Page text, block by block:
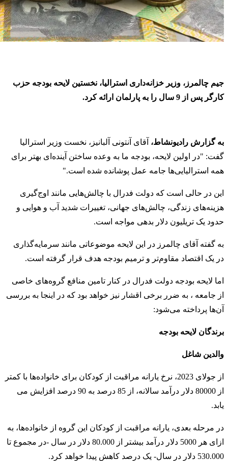
جیم چالمرز، وزیر خزانه‌داری استرالیا، نخستین لایحه بودجه حزب
کارگر پس از 9 سال را به پارلمان ارائه کرد.
به گزارش رادیونشاط، آقای آنتونی آلبانیز، نخست وزیر استرالیا
گفت: "در اولین لایحه، بودجه ما به وعده ساختن آینده‌ای بهتر برای
همه استرالیایی‌ها جامه عمل پوشانده شده است."
این در حالی است که دولت فدرال با چالش‌هایی مانند اوج‌گیری
هزینه‌های زندگی، چالش‌های جهانی، تغییرات شدید آب و هوایی و
حدود یک تریلیون دلار بدهی مواجه است.
به گفته آقای چالمرز در این لایحه موضوعاتی مانند سرمایه‌گذاری
در یک اقتصاد مقاوم‌تر و ترمیم بودجه هدف قرار گرفته است.
اما لایحه بودجه دولت فدرال در کنار تامین منافع گروه‌های خاصی
از جامعه ، به ضرر برخی اقشار نیز خواهد بود که در اینجا به بررسی
آن‌ها پرداخته می‌شود:
برندگان لایحه بودجه
والدین شاغل
از جولای 2023، نرخ یارانه مراقبت از کودکان برای خانواده‌ها با کمتر
از 80000 دلار درآمد سالانه، از 85 درصد به 90 درصد افزایش می
یابد.
در مرحله بعدی، یارانه مراقبت از کودکان این گروه از خانواده‌ها، به
ازای هر 5000 دلار درآمد بیشتر از 80.000 دلار در سال -در مجموع تا
530.000 دلار در سال- یک درصد کاهش پیدا خواهد کرد.